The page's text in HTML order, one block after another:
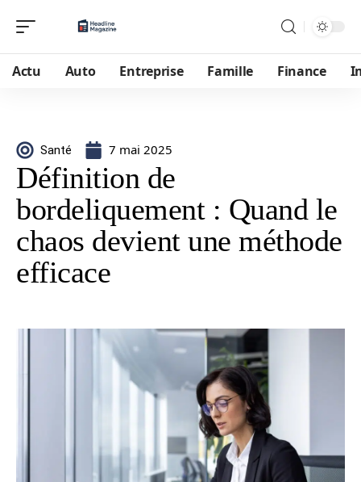
Actu Auto Entreprise Famille Finance
Santé 7 mai 2025
Définition de
bordeliquement : Quand le
chaos devient une méthode
efficace